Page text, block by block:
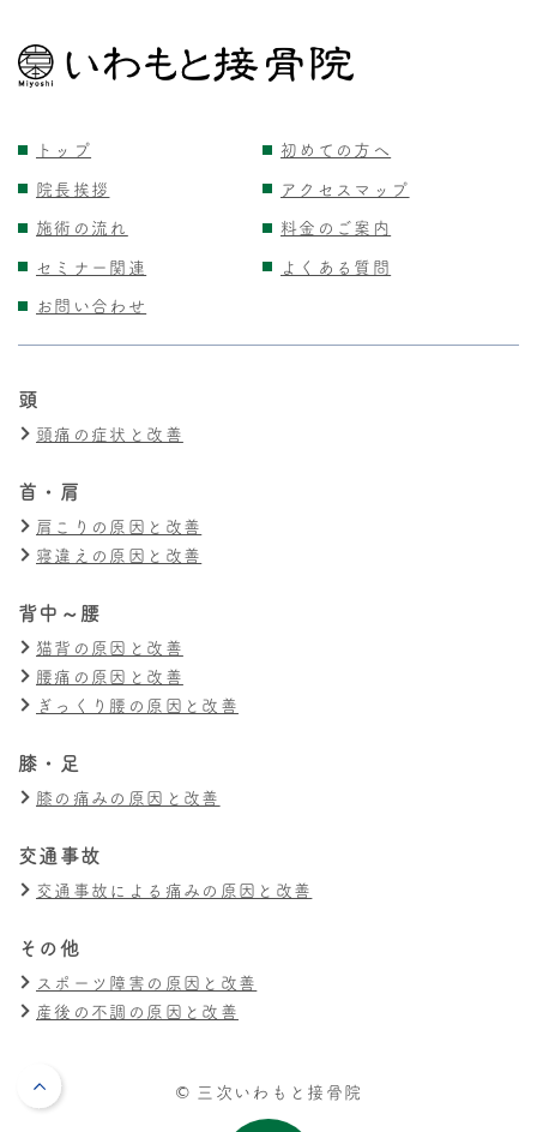
トップ
初めての方へ
院長挨拶
アクセスマップ
施術の流れ
料金のご案内
セミナー関連
よくある質問
お問い合わせ
頭
頭痛の症状と改善
首・肩
肩こりの原因と改善
寝違えの原因と改善
背中～腰
猫背の原因と改善
腰痛の原因と改善
ぎっくり腰の原因と改善
膝・足
膝の痛みの原因と改善
交通事故
交通事故による痛みの原因と改善
その他
スポーツ障害の原因と改善
産後の不調の原因と改善
© 三次いわもと接骨院